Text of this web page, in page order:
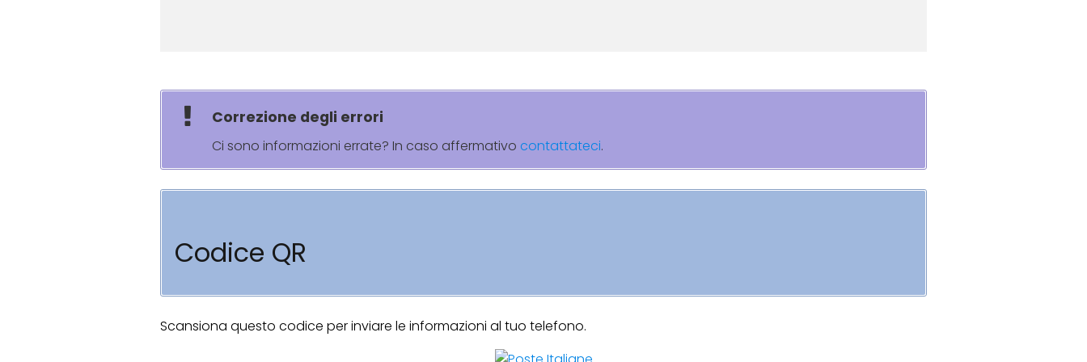
Correzione degli errori
Ci sono informazioni errate? In caso affermativo contattateci.
Codice QR
Scansiona questo codice per inviare le informazioni al tuo telefono.